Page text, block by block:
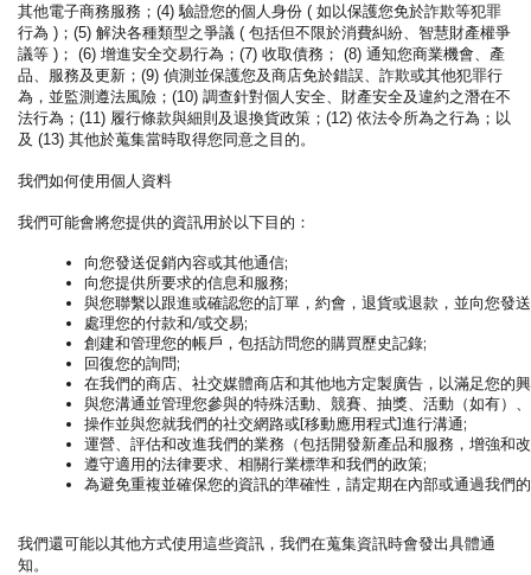
其他電子商務服務；(4) 驗證您的個人身份 ( 如以保護您免於詐欺等犯罪
行為 )；(5) 解決各種類型之爭議 ( 包括但不限於消費糾紛、智慧財產權爭
議等 )； (6) 增進安全交易行為；(7) 收取債務； (8) 通知您商業機會、產
品、服務及更新；(9) 偵測並保護您及商店免於錯誤、詐欺或其他犯罪行
為，並監測遵法風險；(10) 調查針對個人安全、財產安全及違約之潛在不
法行為；(11) 履行條款與細則及退換貨政策；(12) 依法令所為之行為；以
及 (13) 其他於蒐集當時取得您同意之目的。
我們如何使用個人資料
我們可能會將您提供的資訊用於以下目的：
向您發送促銷內容或其他通信;
向您提供所要求的信息和服務;
與您聯繫以跟進或確認您的訂單，約會，退貨或退款，並向您發
處理您的付款和/或交易;
創建和管理您的帳戶，包括訪問您的購買歷史記錄;
回復您的詢問;
在我們的商店、社交媒體商店和其他地方定製廣告，以滿足您的
與您溝通並管理您參與的特殊活動、競賽、抽獎、活動（如有）
操作並與您就我們的社交網路或[移動應用程式]進行溝通;
運營、評估和改進我們的業務（包括開發新產品和服務，增強和
遵守適用的法律要求、相關行業標準和我們的政策;
為避免重複並確保您的資訊的準確性，請定期在內部或通過我們
我們還可能以其他方式使用這些資訊，我們在蒐集資訊時會發出具體通
知。